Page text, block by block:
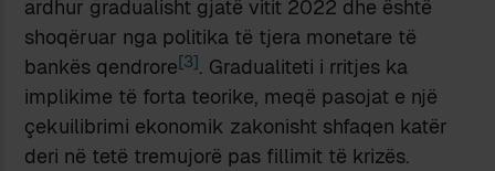
ardhur gradualisht gjatë vitit 2022 dhe është
shoqëruar nga politika të tjera monetare të
bankës qendrore[3]. Gradualiteti i rritjes ka
implikime të forta teorike, meqë pasojat e një
çekuilibrimi ekonomik zakonisht shfaqen katër
deri në tetë tremujorë pas fillimit të krizës.